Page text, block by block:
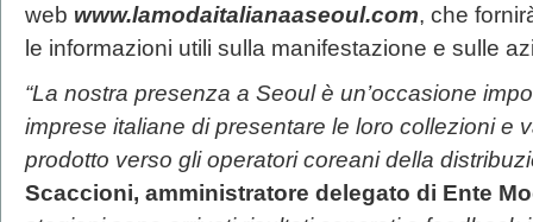
web www.lamodaitalianaaseoul.com, che
le informazioni utili sulla manifestazione e sulle
“La nostra presenza a Seoul è un’occasione
imprese italiane di presentare le loro collezioni e
prodotto verso gli operatori coreani della
Scaccioni, amministratore delegato di Ente